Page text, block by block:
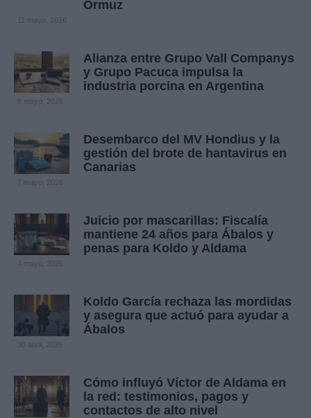
Ormuz
11 mayo, 2026
Alianza entre Grupo Vall Companys
y Grupo Pacuca impulsa la
industria porcina en Argentina
8 mayo, 2026
Desembarco del MV Hondius y la
gestión del brote de hantavirus en
Canarias
7 mayo, 2026
Juicio por mascarillas: Fiscalía
mantiene 24 años para Ábalos y
penas para Koldo y Aldama
4 mayo, 2026
Koldo García rechaza las mordidas
y asegura que actuó para ayudar a
Ábalos
30 abril, 2026
Cómo influyó Víctor de Aldama en
la red: testimonios, pagos y
contactos de alto nivel